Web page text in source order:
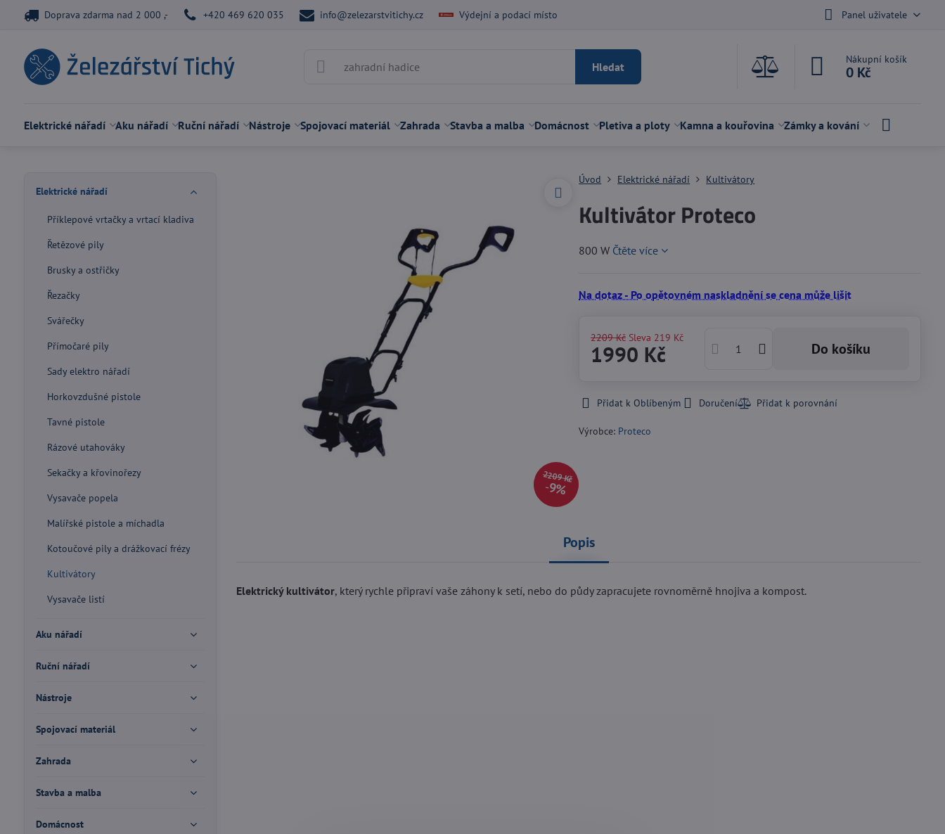
Doprava zdarma nad 2 000 ,- +420 469 620 035 info@zelezarstvitichy.cz Výdejní a podací místo Panel uživatele
Hledat
Nákupní košík
0 Kč
Elektrické nářadí Aku nářadí Ruční nářadí Nástroje Spojovací materiál Zahrada Stavba a malba Domácnost Pletiva a ploty Kamna a kouřovina Zámky a kování
2209 Kč
9%
Úvod Elektrické nářadí Kultivátory
Kultivátor Proteco
800 W Čtěte více
Na dotaz - Po opětovném naskladnění se cena může lišit
2209 Kč Sleva 219 Kč
1990 Kč Do košíku
Přidat k Oblíbeným Doručení
Výrobce: Proteco
Popis
Elektrický kultivátor, který rychle připraví vaše záhony k setí, nebo do půdy zapracujete rovnoměrně hnojiva a kompost.
Elektrické nářadí
Příklepové vrtačky a vrtací kladiva
Řetězové pily
Brusky a ostřičky
Řezačky
Svářečky
Přímočaré pily
Sady elektro nářadí
Horkovzdušné pistole
Tavné pistole
Rázové utahováky
Sekačky a křovinořezy
Vysavače popela
Malířské pistole a míchadla
Kotoučové pily a drážkovací frézy
Kultivátory
Vysavače listí
Aku nářadí
Ruční nářadí
Nástroje
Spojovací materiál
Zahrada
Stavba a malba
Domácnost